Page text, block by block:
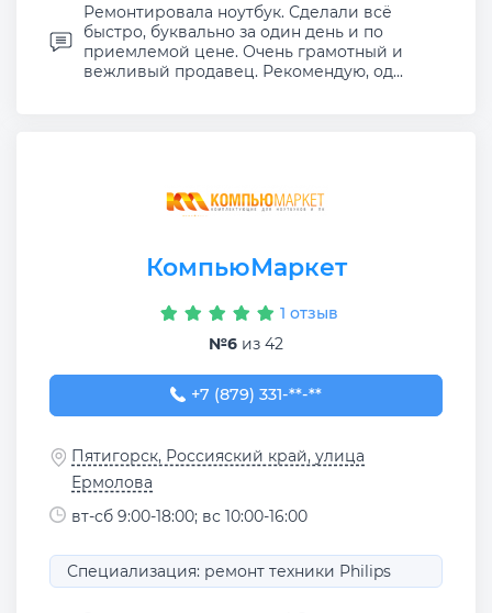
Ремонтировала ноутбук. Сделали всё
быстро, буквально за один день и по
приемлемой цене. Очень грамотный и
вежливый продавец. Рекомендую, од...
КомпьюМаркет
1 отзыв
№6 из 42
+7 (879) 331-95-76
+7 (879) 331-**-**
Пятигорск, Россияский край, улица
Ермолова
вт-сб 9:00-18:00; вс 10:00-16:00
Специализация: ремонт техники Philips